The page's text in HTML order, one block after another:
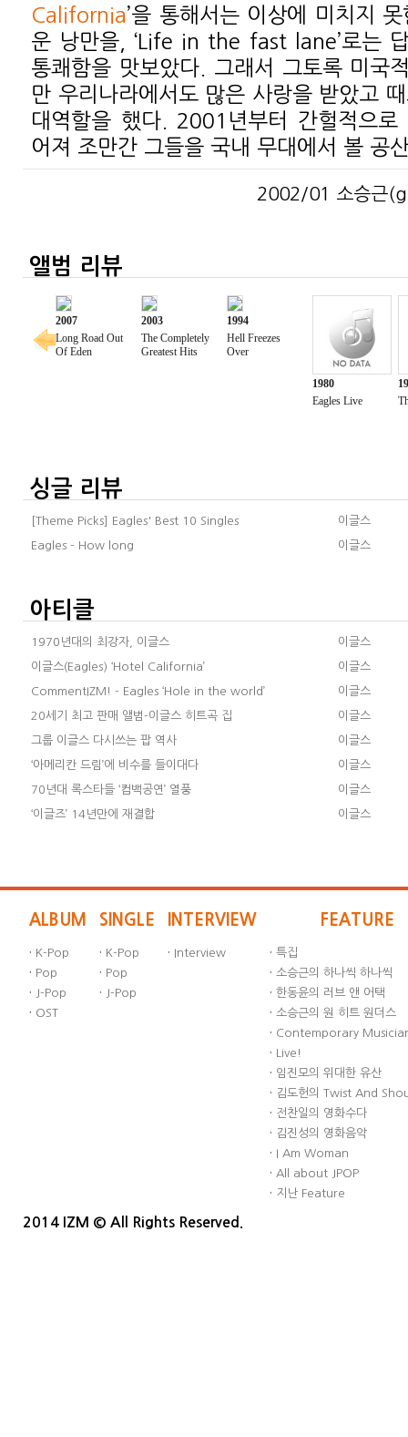
California’을 통해서는 이상에 미치지
운 낭만을, ‘Life in the fast lane’로는
통쾌함을 맛보았다. 그래서 그토록 미국
만 우리나라에서도 많은 사랑을 받았고
대역할을 했다. 2001년부터 간헐적으로
어져 조만간 그들을 국내 무대에서 볼 공
2002/01 소승근
앨범 리뷰
싱글 리뷰
[Theme Picks] Eagles' Best 10 Singles 이글스
Eagles - How long 이글스
아티클
1970년대의 최강자, 이글스 이글스
이글스(Eagles) ‘Hotel California’ 이글스
CommentIZM! - Eagles ‘Hole in the world’ 이글스
20세기 최고 판매 앨범-이글스 히트곡 집 이글스
그룹 이글스 다시쓰는 팝 역사 이글스
‘아메리칸 드림’에 비수를 들이대다 이글스
70년대 록스타들 ‘컴백공연’ 열풍 이글스
‘이글즈’ 14년만에 재결합 이글스
ALBUM
· K-Pop
· Pop
· J-Pop
· OST
SINGLE
· K-Pop
· Pop
· J-Pop
INTERVIEW
· Interview
FEATURE
· 특집
· 소승근의 하나씩 하나씩
· 한동윤의 러브 앤 어택
· 소승근의 원 히트 원더스
· Contemporary
· Live!
· 임진모의 위대한 유산
· 김도헌의 Twist And
· 전찬일의 영화수다
· 김진성의 영화음악
· I Am Woman
· All about JPOP
· 지난 Feature
2014 IZM © All Rights Reserved.